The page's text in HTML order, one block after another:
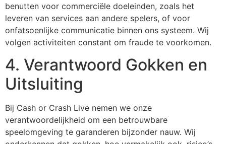
benutten voor commerciële doeleinden, zoals het
leveren van services aan andere spelers, of voor
onfatsoenlijke communicatie binnen ons systeem. Wij
volgen activiteiten constant om fraude te voorkomen.
4. Verantwoord Gokken en
Uitsluiting
Bij Cash or Crash Live nemen we onze
verantwoordelijkheid om een betrouwbare
speelomgeving te garanderen bijzonder nauw. Wij